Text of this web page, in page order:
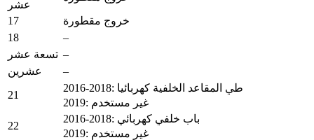
عشر
17
خروج مقطورة
18
–
تسعة عشر –
عشرين
–
21
2016-2018: طي المقاعد الخلفية كهربائيا
2019: غير مستخدم
22
2016-2018: باب خلفي كهربائي
2019: غير مستخدم